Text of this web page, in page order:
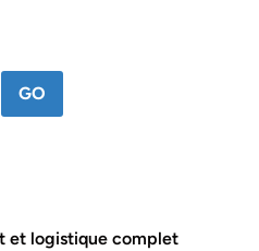
GO
et logistique complet